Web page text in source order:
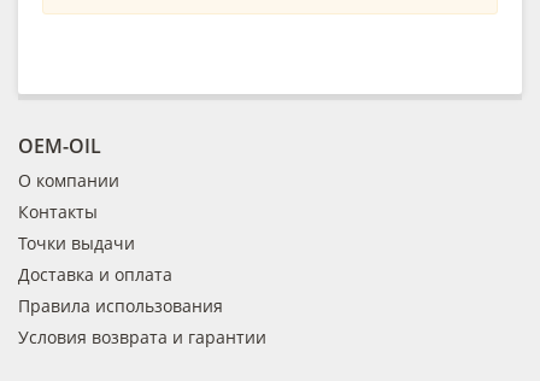
OEM-OIL
О компании
Контакты
Точки выдачи
Доставка и оплата
Правила использования
Условия возврата и гарантии